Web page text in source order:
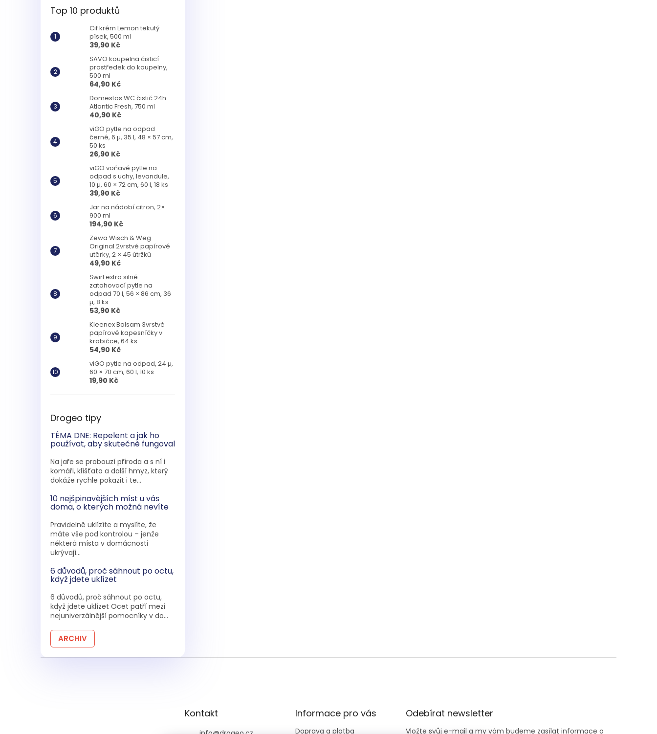
Top 10 produktů
Cif krém Lemon tekutý
písek, 500 ml
39,90 Kč
SAVO koupelna čisticí
prostředek do koupelny,
500 ml
64,90 Kč
Domestos WC čistič 24h
Atlantic Fresh, 750 ml
40,90 Kč
viGO pytle na odpad
černé, 6 µ, 35 l, 48 × 57 cm,
50 ks
26,90 Kč
viGO voňavé pytle na
odpad s uchy, levandule,
10 µ, 60 × 72 cm, 60 l, 18 ks
39,90 Kč
Jar na nádobí citron, 2×
900 ml
194,90 Kč
Zewa Wisch & Weg
Original 2vrstvé papírové
utěrky, 2 × 45 útržků
49,90 Kč
Swirl extra silné
zatahovací pytle na
odpad 70 l, 56 × 86 cm, 36
µ, 8 ks
53,90 Kč
Kleenex Balsam 3vrstvé
papírové kapesníčky v
krabičce, 64 ks
54,90 Kč
viGO pytle na odpad, 24 µ,
60 × 70 cm, 60 l, 10 ks
19,90 Kč
Drogeo tipy
TÉMA DNE: Repelent a jak ho
používat, aby skutečně fungoval
Na jaře se probouzí příroda a s ní i
komáři, klíšťata a další hmyz, který
dokáže rychle pokazit i te...
10 nejšpinavějších míst u vás
doma, o kterých možná nevíte
Pravidelně uklízíte a myslíte, že
máte vše pod kontrolou – jenže
některá místa v domácnosti
ukrývají...
6 důvodů, proč sáhnout po octu,
když jdete uklízet
6 důvodů, proč sáhnout po octu,
když jdete uklízet Ocet patří mezi
nejuniverzálnější pomocníky v do...
ARCHIV
Kontakt Informace pro vás
Doprava a platba
Odebírat newsletter
Vložte svůj e-mail a my vám budeme zasílat informace o